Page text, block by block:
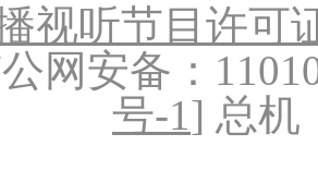
视听节目许可
网安备：
号-1] 总机